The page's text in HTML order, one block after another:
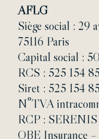
AFLG
Siège social : 29
75116 Paris
Capital social :
RCS : 525 154
Siret : 525 154
N°TVA
RCP : SERENIS
QBE Insurance